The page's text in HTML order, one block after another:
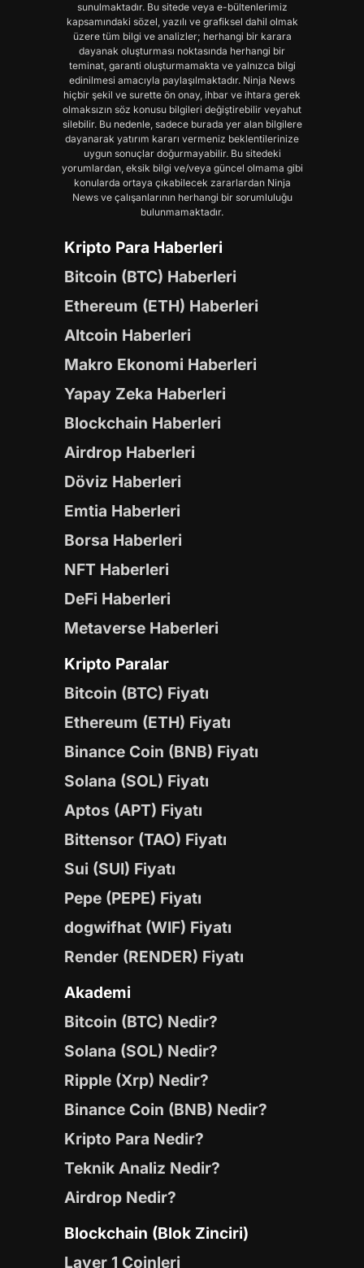
sunulmaktadır. Bu sitede veya e-bültenlerimiz
kapsamındaki sözel, yazılı ve grafiksel dahil olmak
üzere tüm bilgi ve analizler; herhangi bir karara
dayanak oluşturması noktasında herhangi bir
teminat, garanti oluşturmamakta ve yalnızca bilgi
edinilmesi amacıyla paylaşılmaktadır. Ninja News
hiçbir şekil ve surette ön onay, ihbar ve ihtara gerek
olmaksızın söz konusu bilgileri değiştirebilir veyahut
silebilir. Bu nedenle, sadece burada yer alan bilgilere
dayanarak yatırım kararı vermeniz beklentilerinize
uygun sonuçlar doğurmayabilir. Bu sitedeki
yorumlardan, eksik bilgi ve/veya güncel olmama gibi
konularda ortaya çıkabilecek zararlardan Ninja
News ve çalışanlarının herhangi bir sorumluluğu
bulunmamaktadır.
Kripto Para Haberleri
Bitcoin (BTC) Haberleri
Ethereum (ETH) Haberleri
Altcoin Haberleri
Makro Ekonomi Haberleri
Yapay Zeka Haberleri
Blockchain Haberleri
Airdrop Haberleri
Döviz Haberleri
Emtia Haberleri
Borsa Haberleri
NFT Haberleri
DeFi Haberleri
Metaverse Haberleri
Kripto Paralar
Bitcoin (BTC) Fiyatı
Ethereum (ETH) Fiyatı
Binance Coin (BNB) Fiyatı
Solana (SOL) Fiyatı
Aptos (APT) Fiyatı
Bittensor (TAO) Fiyatı
Sui (SUI) Fiyatı
Pepe (PEPE) Fiyatı
dogwifhat (WIF) Fiyatı
Render (RENDER) Fiyatı
Akademi
Bitcoin (BTC) Nedir?
Solana (SOL) Nedir?
Ripple (Xrp) Nedir?
Binance Coin (BNB) Nedir?
Kripto Para Nedir?
Teknik Analiz Nedir?
Airdrop Nedir?
Blockchain (Blok Zinciri)
Layer 1 Coinleri